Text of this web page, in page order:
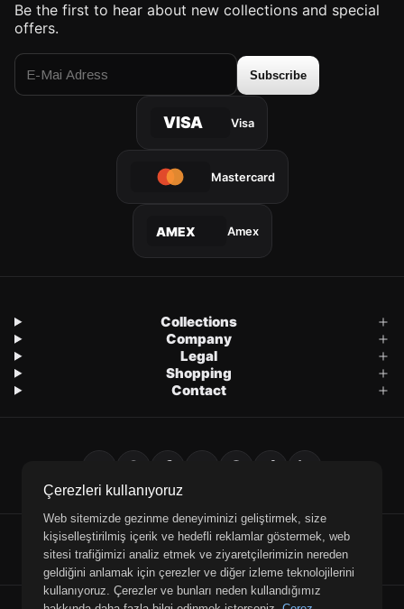
Be the first to hear about new collections and special
offers.
Subscribe
VISA Visa
Mastercard
AMEX Amex
Collections
Company
Legal
Shopping
Contact
E-Mail WhatsApp Phone
© 2026 Retrobird — All rights reserved.
Çerezleri kullanıyoruz
Web sitemizde gezinme deneyiminizi geliştirmek, size
kişiselleştirilmiş içerik ve hedefli reklamlar göstermek, web
sitesi trafiğimizi analiz etmek ve ziyaretçilerimizin nereden
geldiğini anlamak için çerezler ve diğer izleme teknolojilerini
kullanıyoruz. Çerezler ve bunları neden kullandığımız